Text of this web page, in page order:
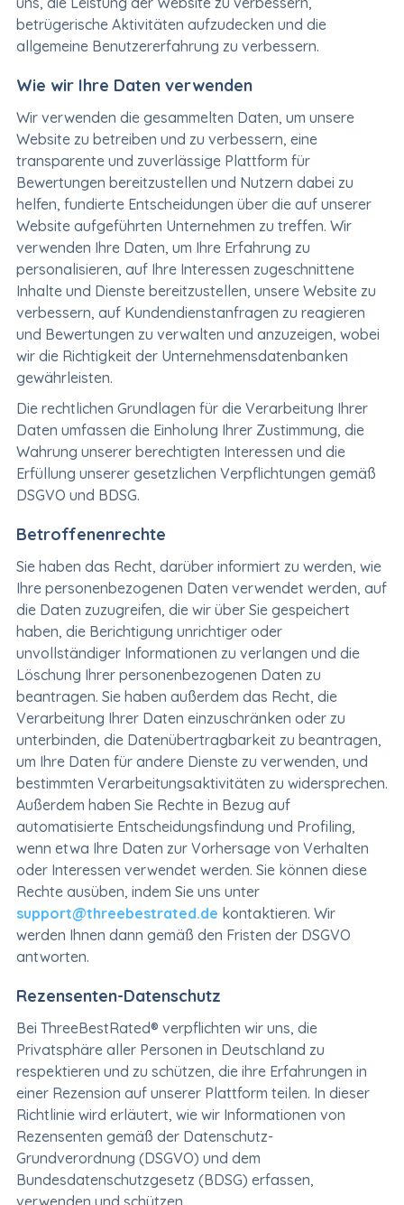
betrügerische Aktivitäten aufzudecken und die
allgemeine Benutzererfahrung zu verbessern.
Wie wir Ihre Daten verwenden
Wir verwenden die gesammelten Daten, um unsere
Website zu betreiben und zu verbessern, eine
transparente und zuverlässige Plattform für
Bewertungen bereitzustellen und Nutzern dabei zu
helfen, fundierte Entscheidungen über die auf unserer
Website aufgeführten Unternehmen zu treffen. Wir
verwenden Ihre Daten, um Ihre Erfahrung zu
personalisieren, auf Ihre Interessen zugeschnittene
Inhalte und Dienste bereitzustellen, unsere Website zu
verbessern, auf Kundendienstanfragen zu reagieren
und Bewertungen zu verwalten und anzuzeigen, wobei
wir die Richtigkeit der Unternehmensdatenbanken
gewährleisten.
Die rechtlichen Grundlagen für die Verarbeitung Ihrer
Daten umfassen die Einholung Ihrer Zustimmung, die
Wahrung unserer berechtigten Interessen und die
Erfüllung unserer gesetzlichen Verpflichtungen gemäß
DSGVO und BDSG.
Betroffenenrechte
Sie haben das Recht, darüber informiert zu werden, wie
Ihre personenbezogenen Daten verwendet werden, auf
die Daten zuzugreifen, die wir über Sie gespeichert
haben, die Berichtigung unrichtiger oder
unvollständiger Informationen zu verlangen und die
Löschung Ihrer personenbezogenen Daten zu
beantragen. Sie haben außerdem das Recht, die
Verarbeitung Ihrer Daten einzuschränken oder zu
unterbinden, die Datenübertragbarkeit zu beantragen,
um Ihre Daten für andere Dienste zu verwenden, und
bestimmten Verarbeitungsaktivitäten zu widersprechen.
Außerdem haben Sie Rechte in Bezug auf
automatisierte Entscheidungsfindung und Profiling,
wenn etwa Ihre Daten zur Vorhersage von Verhalten
oder Interessen verwendet werden. Sie können diese
Rechte ausüben, indem Sie uns unter
support@threebestrated.de kontaktieren. Wir
werden Ihnen dann gemäß den Fristen der DSGVO
antworten.
Rezensenten-Datenschutz
Bei ThreeBestRated® verpflichten wir uns, die
Privatsphäre aller Personen in Deutschland zu
respektieren und zu schützen, die ihre Erfahrungen in
einer Rezension auf unserer Plattform teilen. In dieser
Richtlinie wird erläutert, wie wir Informationen von
Rezensenten gemäß der Datenschutz-
Grundverordnung (DSGVO) und dem
Bundesdatenschutzgesetz (BDSG) erfassen,
verwenden und schützen.